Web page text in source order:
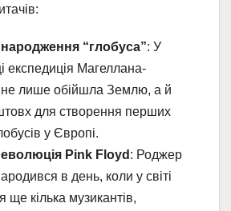
“глобуса”: У
експедиція Магеллана-
не лише обійшла Землю, а й
для створення перших
у Європі.
Pink Floyd : Роджер
в день, коли у світі
ще кілька музикантів,